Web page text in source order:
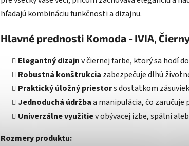
hľadajú kombináciu funkčnosti a dizajnu.
Hlavné prednosti Komoda - IVIA,
Elegantný dizajnv čiernej farbe, ktorý sa hodí
Robustná konštrukcia zabezpečuje dlhú
Praktický úložný priestors dostatkom
Jednoduchá údržbaa manipulácia, čo zaručuje
Univerzálne využitiev obývacej izbe, spálni
Rozmery produktu: